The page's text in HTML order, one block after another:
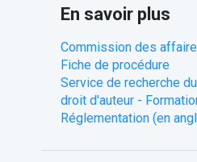
En savoir plus
Commission des
Fiche de procédure
Service de recherche
droit d'auteur -
Réglementation (en